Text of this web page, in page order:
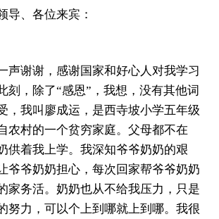
导、各位来宾：
声谢谢，感谢国家和好心人对我学习
刻，除了“感恩”，我想，没有其他词
，我叫廖成运，是西寺坡小学五年级
农村的一个贫穷家庭。父母都不在
供着我上学。我深知爷爷奶奶的艰
爷爷奶奶担心，每次回家帮爷爷奶奶
家务活。奶奶也从不给我压力，只是
努力，可以个上到哪就上到哪。我很